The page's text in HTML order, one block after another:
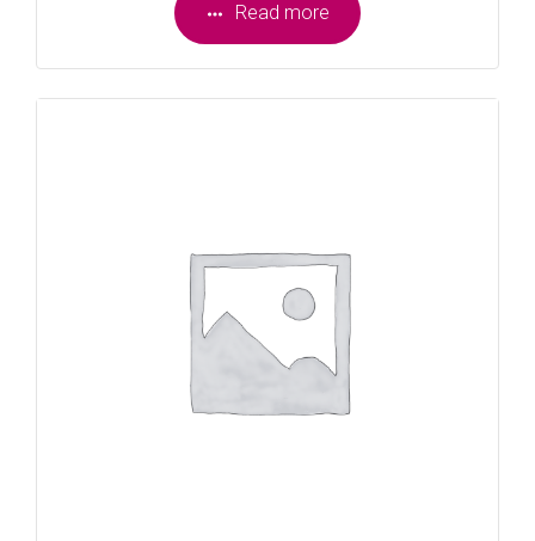
Read more